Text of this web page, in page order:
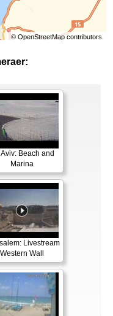
© OpenStreetMapcontributors.
Aviv: Beach and
Marina
Livestream
Western Wall